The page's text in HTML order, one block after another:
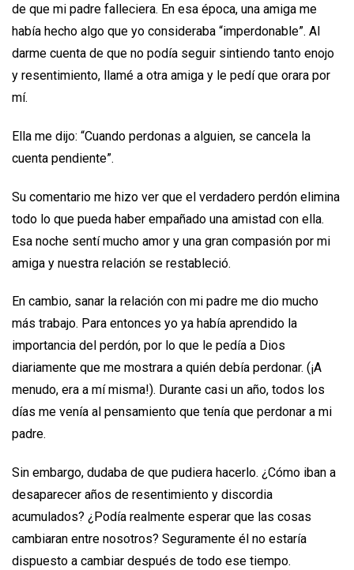
de que mi padre falleciera. En esa época, una amiga me
había hecho algo que yo consideraba “imperdonable”. Al
darme cuenta de que no podía seguir sintiendo tanto enojo
y resentimiento, llamé a otra amiga y le pedí que orara por
mí.
Ella me dijo: “Cuando perdonas a alguien, se cancela la
cuenta pendiente”.
Su comentario me hizo ver que el verdadero perdón elimina
todo lo que pueda haber empañado una amistad con ella.
Esa noche sentí mucho amor y una gran compasión por mi
amiga y nuestra relación se restableció.
En cambio, sanar la relación con mi padre me dio mucho
más trabajo. Para entonces yo ya había aprendido la
importancia del perdón, por lo que le pedía a Dios
diariamente que me mostrara a quién debía perdonar. (¡A
menudo, era a mí misma!). Durante casi un año, todos los
días me venía al pensamiento que tenía que perdonar a mi
padre.
Sin embargo, dudaba de que pudiera hacerlo. ¿Cómo iban a
desaparecer años de resentimiento y discordia
acumulados? ¿Podía realmente esperar que las cosas
cambiaran entre nosotros? Seguramente él no estaría
dispuesto a cambiar después de todo ese tiempo.